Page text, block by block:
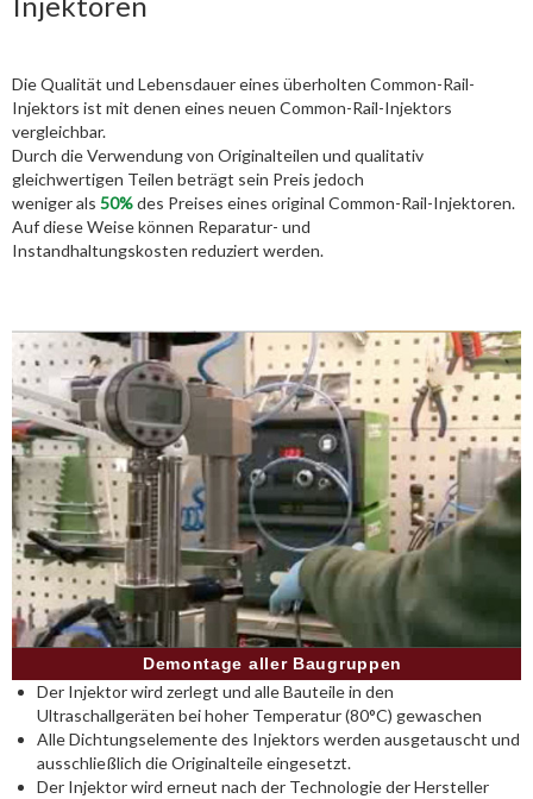
Die Qualität und Lebensdauer eines überholten Common-Rail-
Injektors ist mit denen eines neuen Common-Rail-Injektors
vergleichbar.
Durch die Verwendung von Originalteilen und qualitativ
gleichwertigen Teilen beträgt sein Preis jedoch
weniger als 50%des Preises eines original Common-Rail-Injektoren.
Auf diese Weise können Reparatur- und
Instandhaltungskosten reduziert werden.
Demontage aller Baugruppen
Der Injektor wird zerlegt und alle Bauteile in den
Ultraschallgeräten bei hoher Temperatur (80°C) gewaschen
Alle Dichtungselemente des Injektors werden ausgetauscht und
ausschließlich die Originalteile eingesetzt.
Der Injektor wird erneut nach der Technologie der Hersteller